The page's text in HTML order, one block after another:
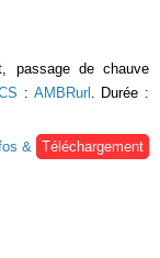
passage de chauve
: AMBRurl . Durée :
&
Téléchargement